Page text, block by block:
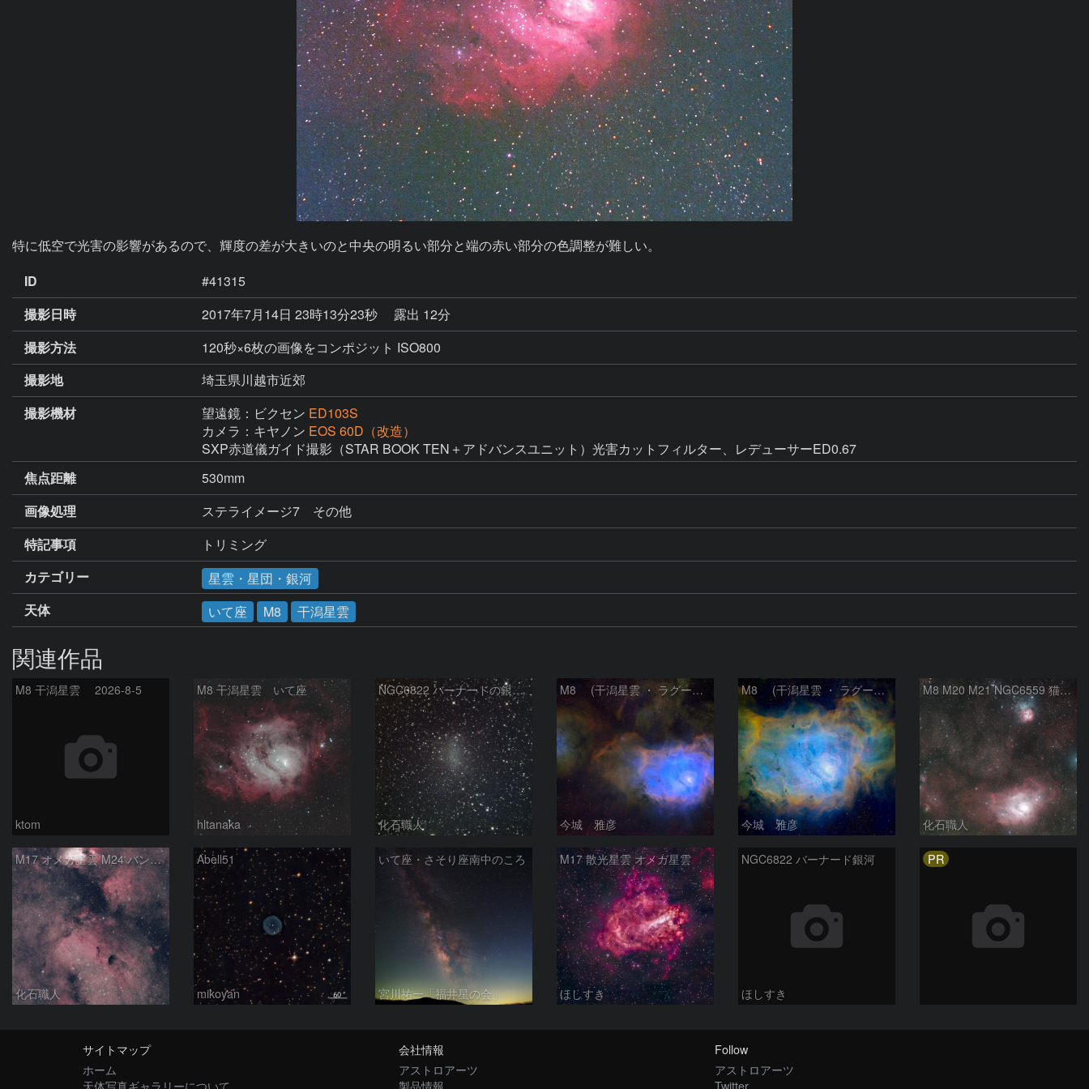
特に低空で光害の影響があるので、輝度の差が大きいのと中央の明るい部分と端の赤い部分の色調整が難しい。
ID
#41315
撮影日時
2017年7月14日 23時13分23秒
露出 12分
撮影方法
120秒×6枚の画像をコンポジット ISO800
撮影地
埼玉県川越市近郊
撮影機材
望遠鏡：ビクセン ED103S
カメラ：キヤノン EOS 60D（改造）
SXP赤道儀ガイド撮影（STAR BOOK TEN＋アドバンスユニット）光害カットフィルター、レデューサーED0.67
焦点距離
530mm
画像処理
ステライメージ7　その他
特記事項
トリミング
カテゴリー
星雲・星団・銀河
天体
いて座 M8 干潟星雲
関連作品
M8 干潟星雲 2026-8-5
ktom
M8 干潟星雲 いて座
hltanaka
NGC6822 バーナードの銀河 いて座
化石職人
M8 (干潟星雲 ・ ラグーン（Lagoon）星雲)
今城 雅彦
M8 (干潟星雲 ・ ラグーン（Lagoon）星雲)
今城 雅彦
M8 M20 M21 NGC6559 猫の手星雲 いて座
化石職人
M17 オメガ星雲 M24 バンビの横顔 いて座
化石職人
Abell51
mikoyan
いて座・さそり座南中のころ
宮川祐一「福井星の会」
M17 散光星雲 オメガ星雲
ほしすき
NGC6822 バーナード銀河
ほしすき
PR
サイトマップ
ホーム
天体写真ギャラリーについて
会社情報
アストロアーツ
製品情報
Follow
アストロアーツ
Twitter